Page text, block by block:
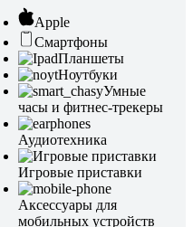
Apple
Смартфоны
Планшеты
Ноутбуки
Умные
часы и фитнес-трекеры
Аудиотехника
Игровые приставки
Аксессуары для
мобильных устройств